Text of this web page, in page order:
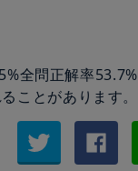
全問正解率53.7%
ことがあります。